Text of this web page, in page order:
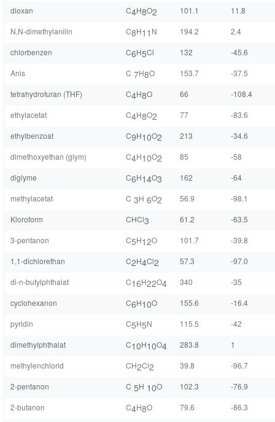
dioxan
C4H8O2 101.1
11.8
N,N-dimethylanilin
C8H11 N 194.2
2.4
chlorbenzen
C6H5Cl 132
-45.6
Anis
C 7H8O 153.7
-37.5
tetrahydrofuran (THF)
C4H8O 66
-108.4
ethylacetat
C4H8O2 77
-83.6
ethylbenzoat
C9H10O2 213
-34.6
dimethoxyethan (glym)
C4H10O2 85
-58
diglyme
C6H14O3 162
-64
methylacetat
C 3H 6O2 56.9
-98.1
Kloroform
CHCl3 61.2
-63.5
3-pentanon
C5H12O 101.7
-39.8
1,1-dichlorethan
C2H4Cl2 57.3
-97.0
di-n-butylphthalat
C16H22O4 340
-35
cyclohexanon
C6H10O 155.6
-16.4
pyridin
C5H5N 115.5
-42
dimethylphthalat
C10H10O4 283.8
1
methylenchlorid
CH2Cl2 39.8
-96.7
2-pentanon
C 5H 10O 102.3
-76.9
2-butanon
C4H8O 79.6
-86.3